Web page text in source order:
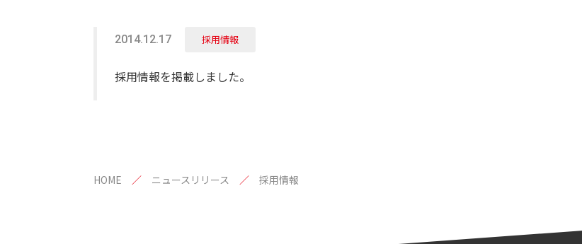
2014.12.17 採用情報
採用情報を掲載しました。
HOME ニュースリリース 採用情報